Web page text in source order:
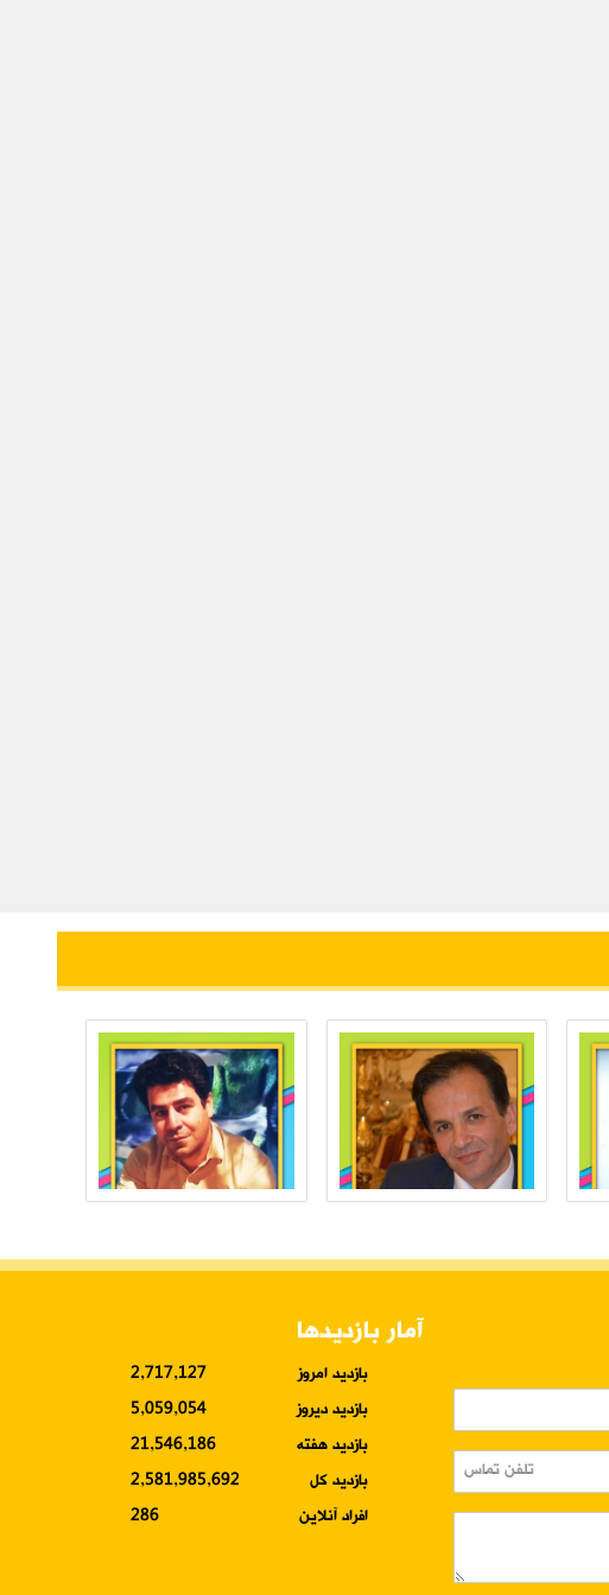
آمار بازدیدها
بازدید امروز
2,717,127
بازدید دیروز
5,059,054
بازدید هفته
21,546,186
بازدید کل
2,581,985,692
افراد آنلاین
286